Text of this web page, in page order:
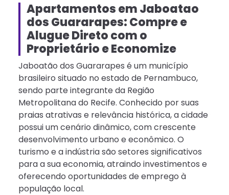
Apartamentos em Jaboatao
dos Guararapes: Compre e
Alugue Direto com o
Proprietário e Economize
Jaboatão dos Guararapes é um município
brasileiro situado no estado de Pernambuco,
sendo parte integrante da Região
Metropolitana do Recife. Conhecido por suas
praias atrativas e relevância histórica, a cidade
possui um cenário dinâmico, com crescente
desenvolvimento urbano e econômico. O
turismo e a indústria são setores significativos
para a sua economia, atraindo investimentos e
oferecendo oportunidades de emprego à
população local.